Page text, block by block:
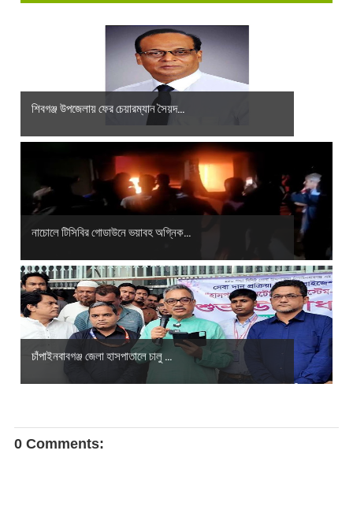
শিবগঞ্জ উপজেলায় ফের চেয়ারম্যান সৈয়দ...
নাচোলে টিসিবির গোডাউনে ভয়াবহ অগ্নিক...
চাঁপাইনবাবগঞ্জ জেলা হাসপাতালে চালু ...
0 Comments: